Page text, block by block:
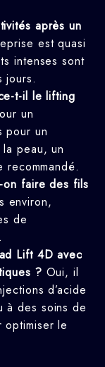
après un
est quasi
intenses sont
jours.
t-il le lifting
un
pour un
peau, un
faire des fils
environ,
de
Lift 4D avec
? Oui, il
d’acide
à des soins de
optimiser le